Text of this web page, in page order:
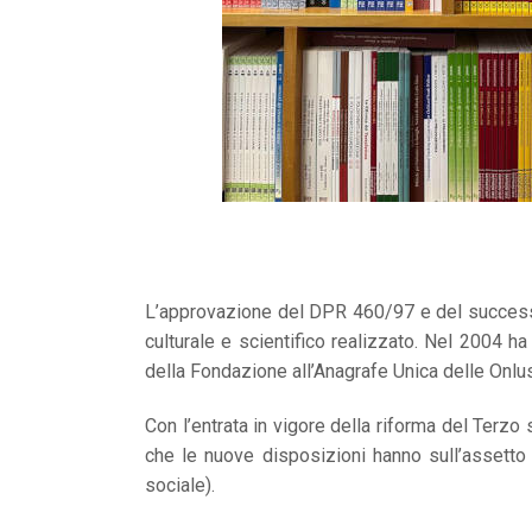
L’approvazione del DPR 460/97 e del
culturale e scientifico realizzato. Nel 2004
della Fondazione all’Anagrafe Unica delle
Con l’entrata in vigore della riforma del
che le nuove disposizioni hanno
sociale).